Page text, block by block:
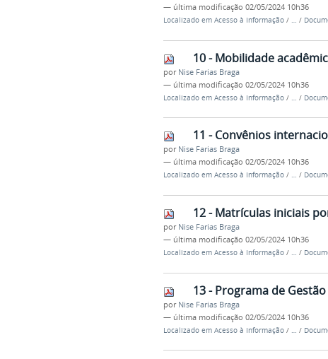
— última modificação 02/05/2024 10h36
Localizado em Acesso à Informação / … /
10 - Mobilidade
por Nise Farias Braga
— última modificação 02/05/2024 10h36
Localizado em Acesso à Informação / /
11 - Convênios
por Nise Farias Braga
— última modificação 02/05/2024 10h36
Localizado em Acesso à Informação / … /
12 - Matrículas iniciais
por Nise Farias Braga
— última modificação 02/05/2024 10h36
Localizado em Acesso à Informação / … /
13 - Programa de
por Nise Farias Braga
— última modificação 02/05/2024 10h36
Localizado em Acesso à Informação / … /